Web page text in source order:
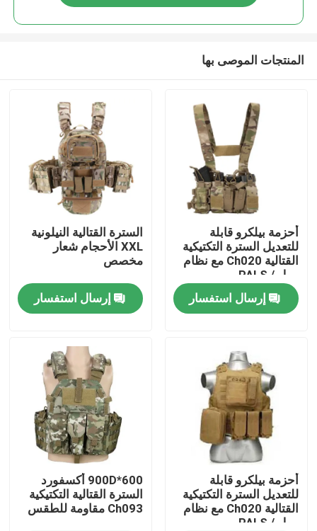
المنزل
المنتجات
فيديوهات
حولنا
المنتجات الموصى بها
أحزمة بيلكرو قابلة
للتعديل السترة التكتيكية
القتالية Ch020 مع نظام
مول / PALS
إرسال استفسار
السترة القتالية النيلونية
XXL الأحجام شعار
مخصص
إرسال استفسار
أحزمة بيلكرو قابلة
للتعديل السترة التكتيكية
القتالية Ch020 مع نظام
مول / PALS
600*900D أكسفورد
السترة القتالية التكتيكية
Ch093 مقاومة للطقس